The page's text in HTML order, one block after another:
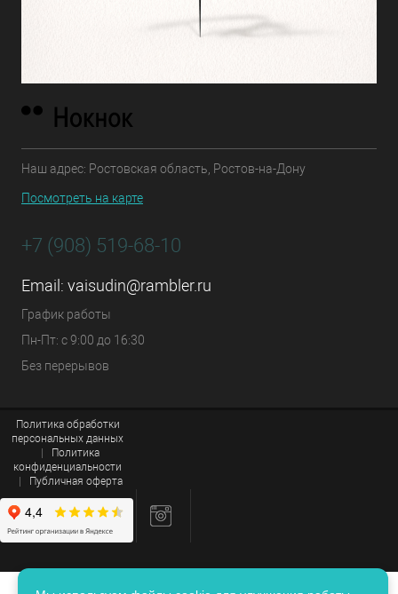
Наш адрес: Ростовская область, Ростов-на-Дону
Посмотреть на карте
+7 (908) 519-68-10
Email: vaisudin@rambler.ru
График работы
Пн-Пт: с 9:00 до 16:30
Без перерывов
Политика обработки
персональных данных
Политика
конфиденциальности
Публичная оферта